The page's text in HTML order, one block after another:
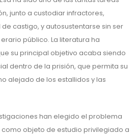
junto a custodiar infractores,
castigo, y autosustentarse sin ser
público. La literatura ha
su principal objetivo acaba siendo
dentro de la prisión, que permita su
alejado de los estallidos y las
han elegido el problema
objeto de estudio privilegiado a